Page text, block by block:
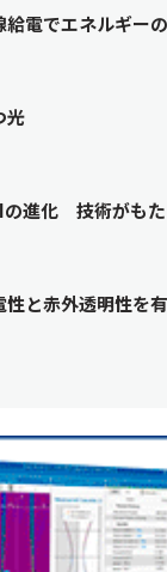
給電でエネルギー
光
の進化 技術がも
性と赤外透明性を